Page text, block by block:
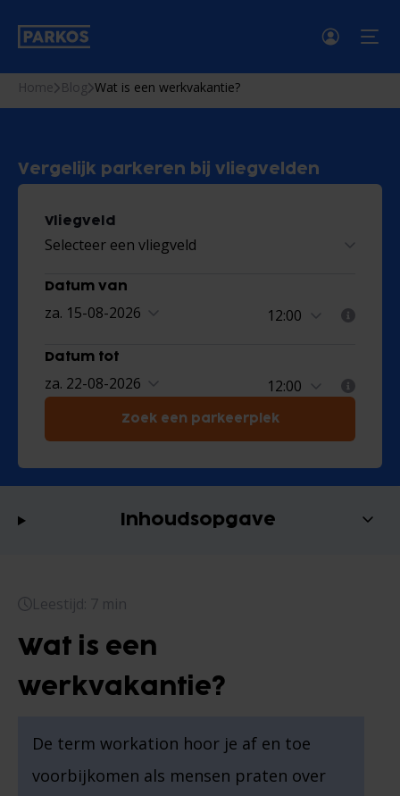
Home Blog Wat is een werkvakantie?
Vergelijk parkeren bij vliegvelden
Vliegveld
Selecteer een vliegveld
Datum van
za. 15-08-2026
Datum tot
za. 22-08-2026
Zoek een parkeerplek
Leestijd: 7 min
Wat is een
werkvakantie?
De term workation hoor je af en toe
voorbijkomen als mensen praten over
Inhoudsopgave